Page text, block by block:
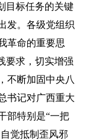
目标任务的关键
发。各级党组织
革命的重要思
要求，切实增强
不断加固中央八
书记对广西重大
部特别是“一把
觉抵制歪风邪